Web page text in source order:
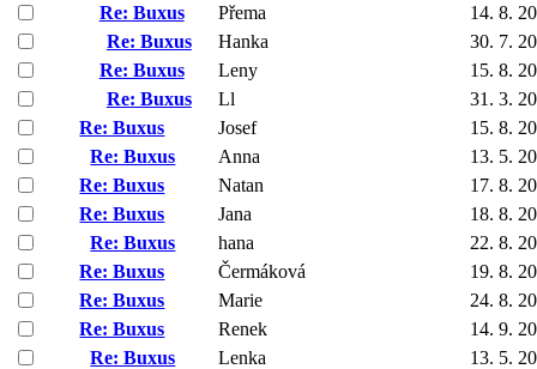
Re: Buxus
Přema
14. 8.
Re: Buxus
Hanka
30. 7.
Re: Buxus
Leny
15. 8.
Re: Buxus
Ll
31. 3.
Re: Buxus
Josef
15. 8.
Re: Buxus
Anna
13. 5.
Re: Buxus
Natan
17. 8.
Re: Buxus
Jana
18. 8.
Re: Buxus
hana
22. 8.
Re: Buxus
Čermáková
19. 8.
Re: Buxus
Marie
24. 8.
Re: Buxus
Renek
14. 9.
Re: Buxus
Lenka
13. 5.